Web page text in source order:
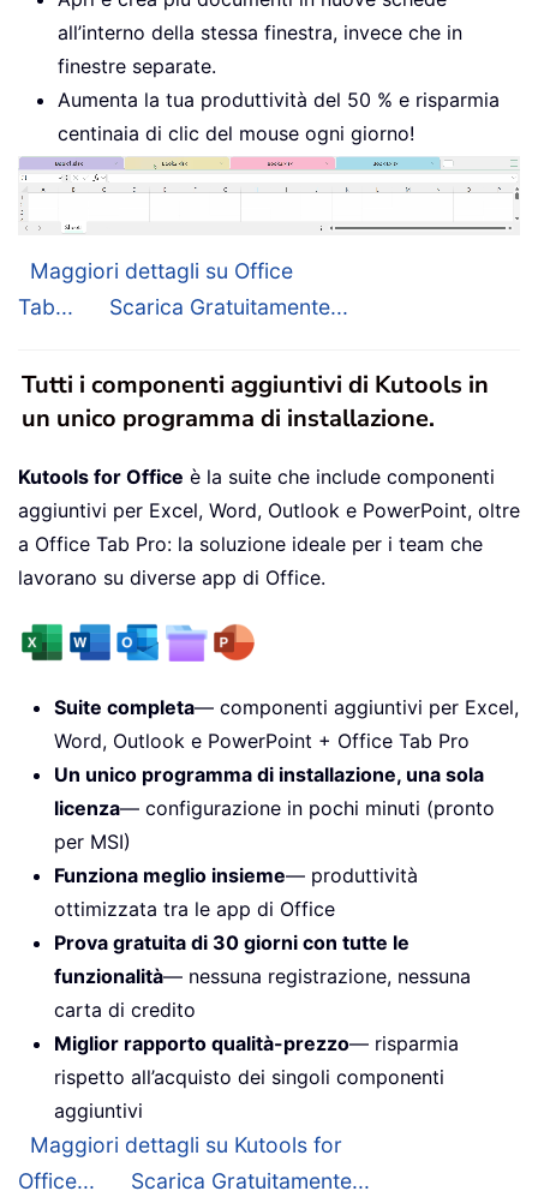
all’interno della stessa finestra, invece che in
finestre separate.
Aumenta la tua produttività del 50 % e risparmia
centinaia di clic del mouse ogni giorno!
Maggiori dettagli su Office
Tab...
Scarica Gratuitamente...
Tutti i componenti aggiuntivi di Kutools in
un unico programma di installazione.
Kutools for Office è la suite che include componenti
aggiuntivi per Excel, Word, Outlook e PowerPoint, oltre
a Office Tab Pro: la soluzione ideale per i team che
lavorano su diverse app di Office.
Suite completa— componenti aggiuntivi per Excel,
Word, Outlook e PowerPoint + Office Tab Pro
Un unico programma di installazione, una sola
licenza— configurazione in pochi minuti (pronto
per MSI)
Funziona meglio insieme— produttività
ottimizzata tra le app di Office
Prova gratuita di 30 giorni con tutte le
funzionalità— nessuna registrazione, nessuna
carta di credito
Miglior rapporto qualità-prezzo— risparmia
rispetto all’acquisto dei singoli componenti
aggiuntivi
Maggiori dettagli su Kutools for
Office...
Scarica Gratuitamente...